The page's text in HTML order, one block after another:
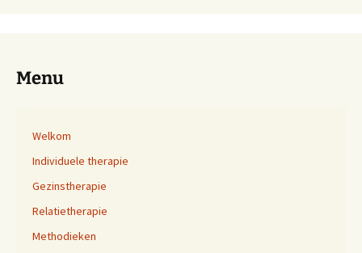
Menu
Welkom
Individuele therapie
Gezinstherapie
Relatietherapie
Methodieken